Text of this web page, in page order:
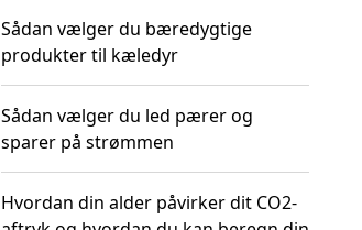
Sådan vælger du bæredygtige
produkter til kæledyr
Sådan vælger du led pærer og
sparer på strømmen
Hvordan din alder påvirker dit CO2-